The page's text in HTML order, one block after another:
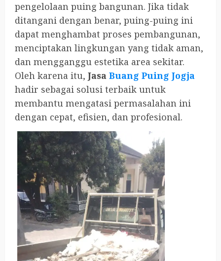
pengelolaan puing bangunan. Jika tidak
ditangani dengan benar, puing-puing ini
dapat menghambat proses pembangunan,
menciptakan lingkungan yang tidak aman,
dan mengganggu estetika area sekitar.
Oleh karena itu, Jasa Buang Puing Jogja
hadir sebagai solusi terbaik untuk
membantu mengatasi permasalahan ini
dengan cepat, efisien, dan profesional.